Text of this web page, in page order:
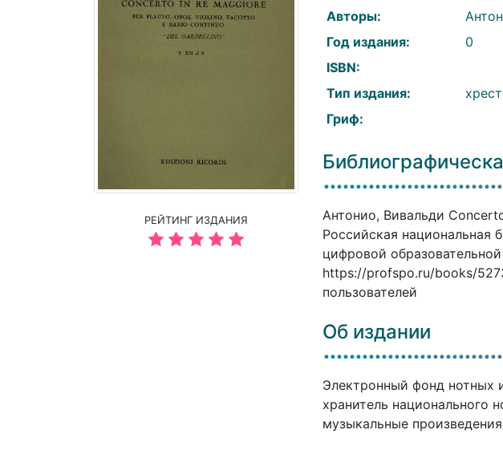
РЕЙТИНГ ИЗДАНИЯ
Авторы:
Год издания:
0
ISBN:
Тип издания:
Гриф:
Антонио, Вивальди
Российская
цифровой
https://profspo.ru/books/
пользователей
Об издании
Электронный фонд нотных
хранитель национального
музыкальные